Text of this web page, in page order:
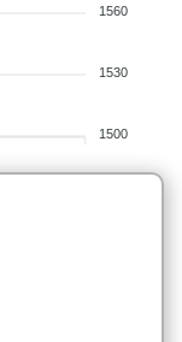
1560
1530
1500